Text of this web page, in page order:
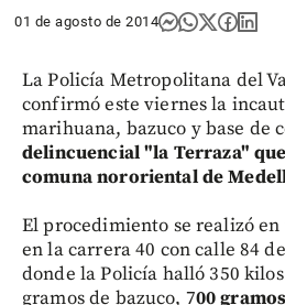
01 de agosto de 2014
La Policía Metropolitana del
confirmó este viernes la
marihuana, bazuco y base de
delincuencial "la Terraza"
comuna nororiental de
El procedimiento se realizó
en la carrera 40 con calle 84
donde la Policía halló 350
gramos de bazuco, 700